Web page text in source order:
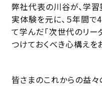
弊社代表の川谷が、学
実体験を元に、５年間
て学んだ「次世代のリー
つけておくべき心構えを
皆さまのこれからの益々